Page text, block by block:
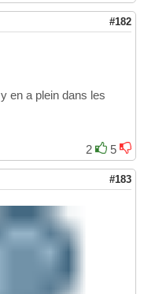
#182
en a plein dans les
2
5
#183